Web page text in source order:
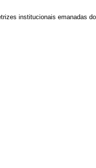
institucionais emanadas